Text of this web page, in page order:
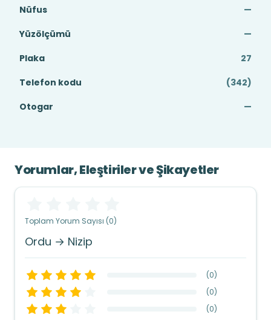
Nüfus
—
Yüzölçümü
—
Plaka
27
Telefon kodu
(342)
Otogar
—
Yorumlar, Eleştiriler ve Şikayetler
Toplam Yorum Sayısı (0)
Ordu → Nizip
(0)
(0)
(0)